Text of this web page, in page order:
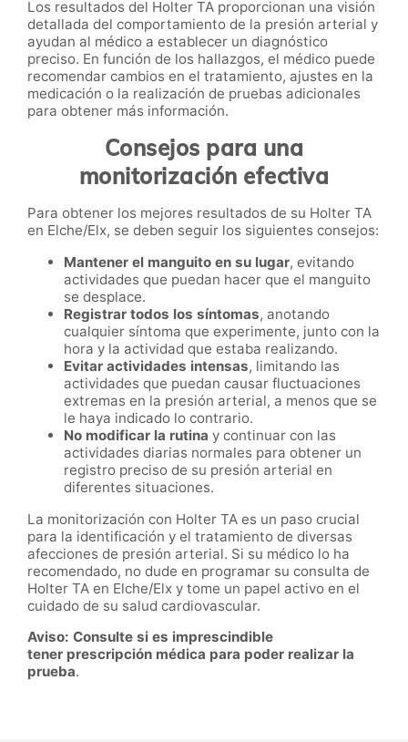
Los resultados del Holter TA proporcionan una visión
detallada del comportamiento de la presión arterial y
ayudan al médico a establecer un diagnóstico
preciso. En función de los hallazgos, el médico puede
recomendar cambios en el tratamiento, ajustes en la
medicación o la realización de pruebas adicionales
para obtener más información.
Consejos para una
monitorización efectiva
Para obtener los mejores resultados de su Holter TA
en Elche/Elx, se deben seguir los siguientes consejos:
Mantener el manguito en su lugar, evitando
actividades que puedan hacer que el manguito
se desplace.
Registrar todos los síntomas, anotando
cualquier síntoma que experimente, junto con la
hora y la actividad que estaba realizando.
Evitar actividades intensas, limitando las
actividades que puedan causar fluctuaciones
extremas en la presión arterial, a menos que se
le haya indicado lo contrario.
No modificar la rutina y continuar con las
actividades diarias normales para obtener un
registro preciso de su presión arterial en
diferentes situaciones.
La monitorización con Holter TA es un paso crucial
para la identificación y el tratamiento de diversas
afecciones de presión arterial. Si su médico lo ha
recomendado, no dude en programar su consulta de
Holter TA en Elche/Elx y tome un papel activo en el
cuidado de su salud cardiovascular.
Aviso: Consulte si es imprescindible
tener prescripción médica para poder realizar la
prueba.